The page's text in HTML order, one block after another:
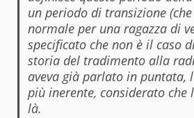
un periodo di transizione
normale per una ragazza di
specificato che non è il caso
storia del tradimento alla
aveva già parlato in puntata,
più inerente, considerato che
là.